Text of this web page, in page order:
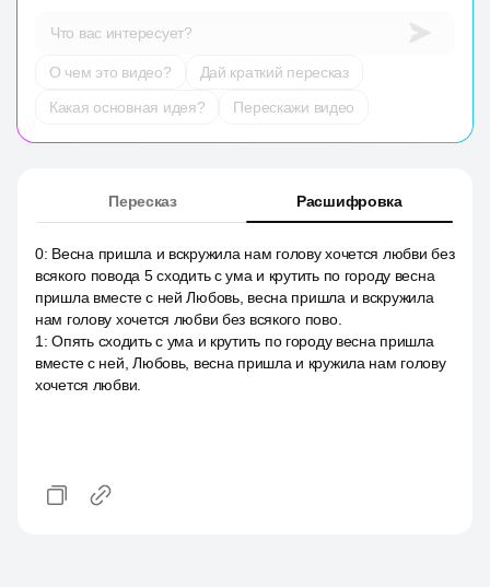
Что вас интересует?
О чем это видео?
Дай краткий пересказ
Какая основная идея?
Перескажи видео
Пересказ Расшифровка
0: Весна пришла и вскружила нам голову хочется любви без
всякого повода 5 сходить с ума и крутить по городу весна
пришла вместе с ней Любовь, весна пришла и вскружила
нам голову хочется любви без всякого пово.
1 :Опять сходить с ума и крутить по городу весна пришла
вместе с ней, Любовь, весна пришла и кружила нам голову
хочется любви.